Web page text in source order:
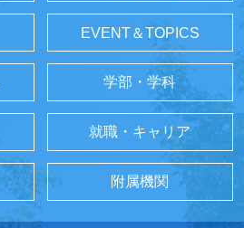
EVENT＆TOPICS
学部・学科
就職・キャリア
附属機関